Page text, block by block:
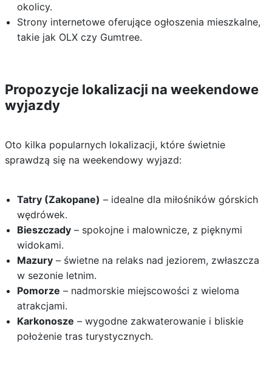
okolicy.
Strony internetowe oferujące ogłoszenia mieszkalne,
takie jak OLX czy Gumtree.
Propozycje lokalizacji na weekendowe
wyjazdy
Oto kilka popularnych lokalizacji, które świetnie
sprawdzą się na weekendowy wyjazd:
Tatry (Zakopane) – idealne dla miłośników górskich
wędrówek.
Bieszczady– spokojne i malownicze, z pięknymi
widokami.
Mazury– świetne na relaks nad jeziorem, zwłaszcza
w sezonie letnim.
Pomorze – nadmorskie miejscowości z wieloma
atrakcjami.
Karkonosze – wygodne zakwaterowanie i bliskie
położenie tras turystycznych.